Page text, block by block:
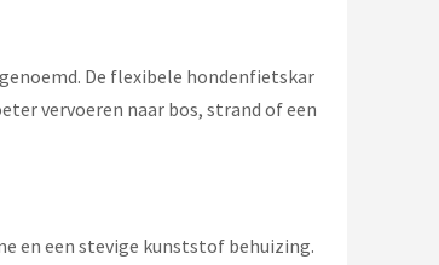
De flexibele hondenfietskar
vervoeren naar bos, strand of een
en een stevige kunststof behuizing.